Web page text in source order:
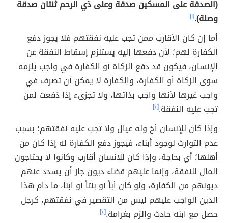
(الصدقة على المسكين صدقة وعلى ذي الرحم ثنتان صدقة
وصلة).[١]
أما إن كان الأقارب ممن تجب عليه نفقتهم فلا يجوز دفع
الكفارة لهم؛ لأن دفعها إليه يستلزم إسقاط النفقة عن
الإنسان، فيكون قد دفع الزكاة أو الكفارة في واجب يلزمه
سوى الزكاة أو الكفارة، والكفارة لا يمكن أن تصرف في
واجب غيرها لأنها واجب بذاتها، ولا تجزىء إذا دُفعت لمن
تجب عليه النفقة.[٢]
وإذا كان للإنسان أخ وله عيال ولا تجب عليه نفقتهم؛ بسبب
عدم التوارث لوجود أبناء، فيجوز دفع الكفارة له إذا كان من
أهلها؛ أي بحاجة، وإذا كان للإنسان أقارب وكانوا لا يحتاجون
المال للنفقة، وإنما عليهم قضاء ديون جاز أن يسدد عنهم
ديونهم من الكفارة، ولو كان أباً أو بنتاً أو ابنا، ما دام هذا
الدين الواجب عليهم ليس من التقصير في نفقتهم، كرجل
حصل مع ابنه حادث والزم بغرامة.[٢]